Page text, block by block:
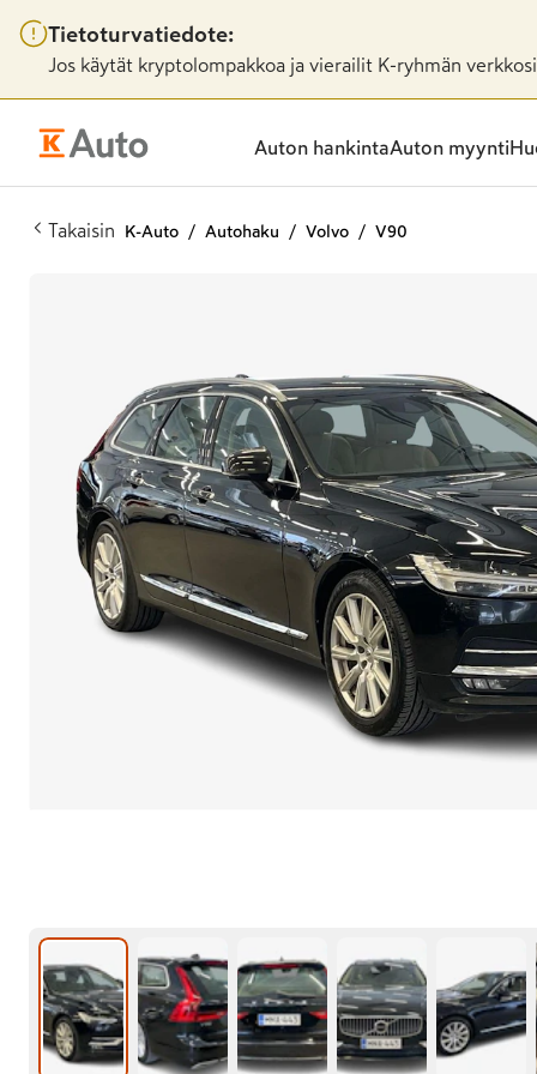
Tietoturvatiedote:
Jos käytät kryptolompakkoa ja vierailit K-ryhmän
Auton hankintaAuton myynti
Takaisin K-Auto Autohaku Volvo V90